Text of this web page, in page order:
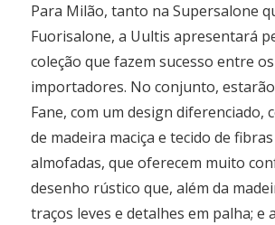
Para Milão, tanto na Supersalone
Fuorisalone, a Uultis apresentará
coleção que fazem sucesso entre
importadores. No conjunto,
Fane, com um design diferenciado,
de madeira maciça e tecido de
almofadas, que oferecem muito
desenho rústico que, além da
traços leves e detalhes em palha; e